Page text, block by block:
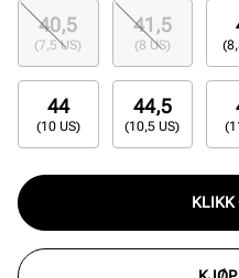
40,5
(7,5 US)
41,5
(8 US)
44
(10 US)
44,5
(10,5 US)
KLIKK